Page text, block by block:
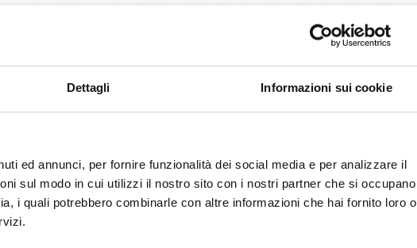
Dettagli Informazioni sui cookie
ed annunci, per fornire funzionalità dei social media e per analizzare il
sul modo in cui utilizzi il nostro sito con i nostri partner che si occupano
i quali potrebbero combinarle con altre informazioni che hai fornito loro o
Marsiglia, Genova, Livorno, Civitavecchia, Provence(marseilles)
6 giorni